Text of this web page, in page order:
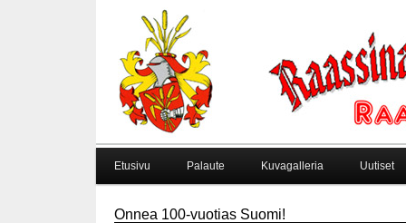
Etusivu Palaute Kuvagalleria Uutiset
Onnea 100-vuotias Suomi!